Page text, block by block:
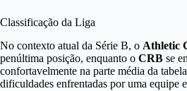
Classificação da Liga
No contexto atual da Série B, o Athletic
penúltima posição, enquanto o CRB se
confortavelmente na parte média da
dificuldades enfrentadas por uma equipe